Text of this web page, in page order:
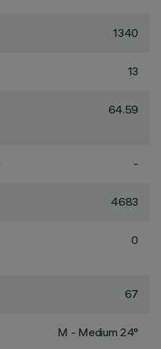
1340
13
64.59
-
4683
0
67
M - Medium 24°